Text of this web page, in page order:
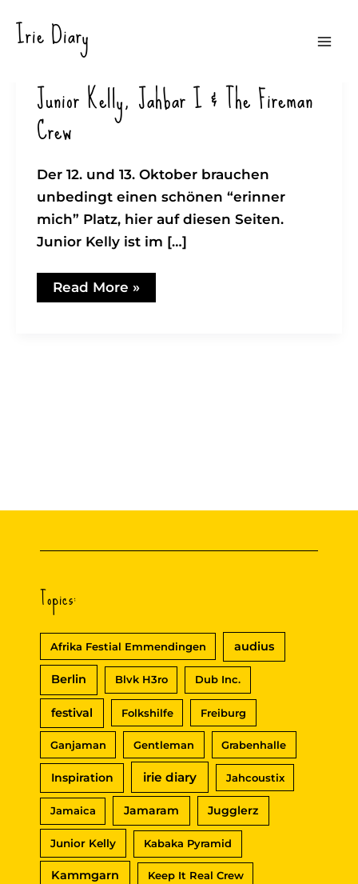
Inhalt
Irie Diary
Junior Kelly, Jahbar I & The Fireman
Crew
Der 12. und 13. Oktober brauchen
unbedingt einen schönen “erinner
mich” Platz, hier auf diesen Seiten.
Junior Kelly ist im […]
Junior
Kelly,
Read More »
Topics:
Afrika Festial Emmendingen audius
Berlin Blvk H3ro Dub Inc.
festival Folkshilfe Freiburg
Ganjaman Gentleman Grabenhalle
Inspiration irie diary Jahcoustix
Jamaica Jamaram Jugglerz
Junior Kelly Kabaka Pyramid
Kammgarn Keep It Real Crew